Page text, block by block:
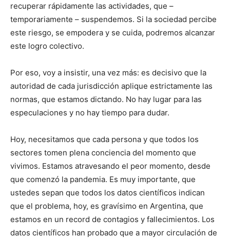
recuperar rápidamente las actividades, que –
temporariamente – suspendemos. Si la sociedad percibe
este riesgo, se empodera y se cuida, podremos alcanzar
este logro colectivo.
Por eso, voy a insistir, una vez más: es decisivo que la
autoridad de cada jurisdicción aplique estrictamente las
normas, que estamos dictando. No hay lugar para las
especulaciones y no hay tiempo para dudar.
Hoy, necesitamos que cada persona y que todos los
sectores tomen plena conciencia del momento que
vivimos. Estamos atravesando el peor momento, desde
que comenzó la pandemia. Es muy importante, que
ustedes sepan que todos los datos científicos indican
que el problema, hoy, es gravísimo en Argentina, que
estamos en un record de contagios y fallecimientos. Los
datos científicos han probado que a mayor circulación de